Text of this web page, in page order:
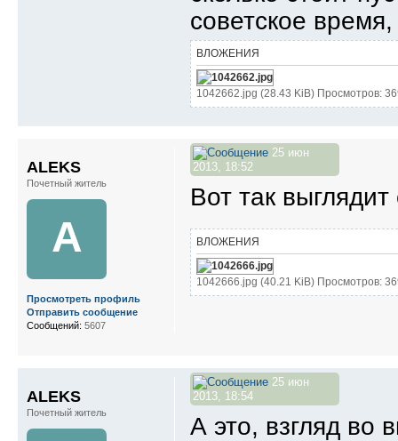
советское
ВЛОЖЕНИЯ
1042662.jpg (28.43 KiB) Просмотров:
25 июн
2013, 18:52
Вот так
ВЛОЖЕНИЯ
1042666.jpg (40.21 KiB) Просмотров:
ALEKS
Почетный житель
A
Просмотреть профиль
Отправить сообщение
Сообщений: 5607
25 июн
2013, 18:54
А это, взгляд во
ALEKS
Почетный житель